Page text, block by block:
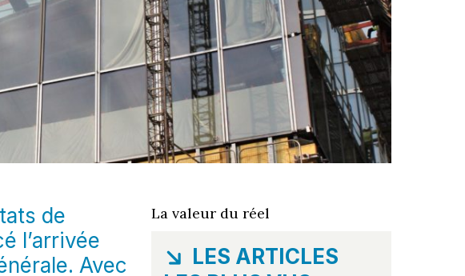
de
l’arrivée
Avec
La valeur du réel
LES ARTICLES